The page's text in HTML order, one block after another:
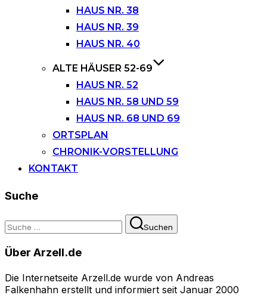
HAUS NR. 38
HAUS NR. 39
HAUS NR. 40
ALTE HÄUSER 52-69
HAUS NR. 52
HAUS NR. 58 UND 59
HAUS NR. 68 UND 69
ORTSPLAN
CHRONIK-VORSTELLUNG
KONTAKT
Suche
Suchen
nach:
Suchen
Über Arzell.de
Die Internetseite Arzell.de wurde von Andreas
Falkenhahn erstellt und informiert seit Januar 2000